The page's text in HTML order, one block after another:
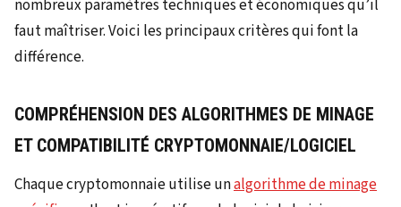
nombreux paramètres techniques et économiques qu’il
faut maîtriser. Voici les principaux critères qui font la
différence.
COMPRÉHENSION DES ALGORITHMES DE MINAGE
ET COMPATIBILITÉ CRYPTOMONNAIE/LOGICIEL
Chaque cryptomonnaie utilise unalgorithme de minage